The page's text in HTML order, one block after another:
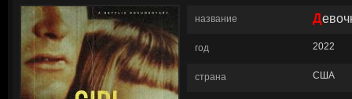
название
год 2022
страна США